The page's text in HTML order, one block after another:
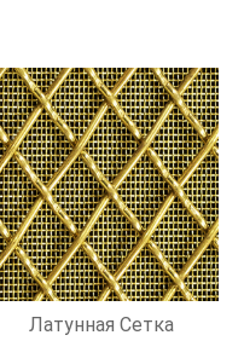
Латунная Сетка